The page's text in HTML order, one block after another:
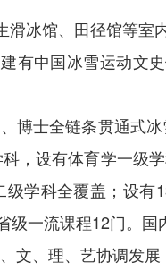
冰馆、田径馆等
中国冰雪运动文
士全链条贯通式
，设有体育学一级
学科全覆盖；设
一流课程12门。
、理、艺协调发展